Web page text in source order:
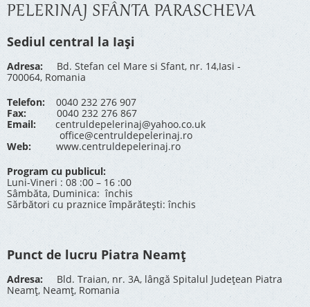
PELERINAJ SFÂNTA PARASCHEVA
Sediul central la Iași
Adresa: Bd. Stefan cel Mare si Sfant, nr. 14,Iasi -
700064, Romania
Telefon: 0040 232 276 907
Fax: 0040 232 276 867
Email:
centruldepelerinaj@yahoo.co.uk
office@centruldepelerinaj.ro
Web:
www.centruldepelerinaj.ro
Program cu publicul:
Luni-Vineri : 08 :00 – 16 :00
Sâmbăta, Duminica: închis
Sărbători cu praznice împărătești: închis
Punct de lucru Piatra Neamț
Adresa: Bld. Traian, nr. 3A, lângă Spitalul Județean Piatra
Neamț, Neamț, Romania